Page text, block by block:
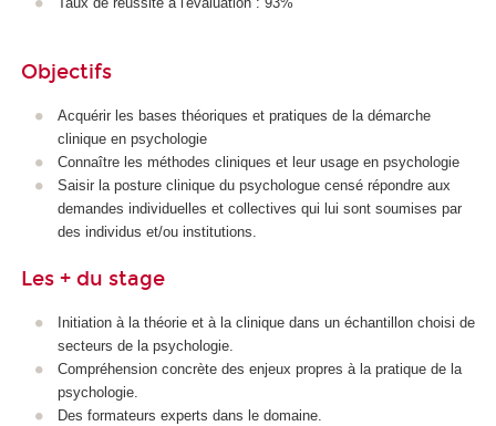
Objectifs
Acquérir les bases théoriques et pratiques de la démarche
clinique en psychologie
Connaître les méthodes cliniques et leur usage en psychologie
Saisir la posture clinique du psychologue censé répondre aux
demandes individuelles et collectives qui lui sont soumises par
des individus et/ou institutions.
Les + du stage
Initiation à la théorie et à la clinique dans un échantillon choisi de
secteurs de la psychologie.
Compréhension concrète des enjeux propres à la pratique de la
psychologie.
Des formateurs experts dans le domaine.